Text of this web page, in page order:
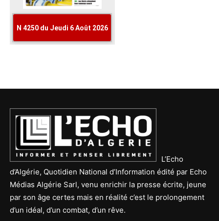
L’Echo
d’Algérie, Quotidien National d’Information édité par Echo
Médias Algérie Sarl, venu enrichir la presse écrite, jeune
par son âge certes mais en réalité c’est le prolongement
d’un idéal, d’un combat, d’un rêve.